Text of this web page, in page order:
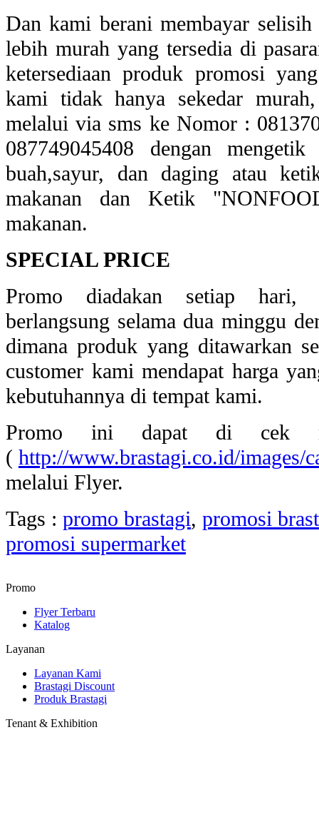
Dan kami berani membayar
lebih murah yang tersedia di
ketersediaan produk promosi
kami tidak hanya sekedar
melalui via sms ke Nomor :
087749045408 dengan
buah,sayur, dan daging atau
makanan dan Ketik
makanan.
SPECIAL PRICE
Promo diadakan setiap hari,
berlangsung selama dua minggu
dimana produk yang ditawarkan
customer kami mendapat harga
kebutuhannya di tempat kami.
Promo ini dapat di cek
( http://www.brastagi.co.id/images/
melalui Flyer.
Tags : promo brastagi, promosi
promosi supermarket
Promo
Flyer Terbaru
Katalog
Layanan
Layanan Kami
Brastagi Discount
Produk Brastagi
Tenant & Exhibition